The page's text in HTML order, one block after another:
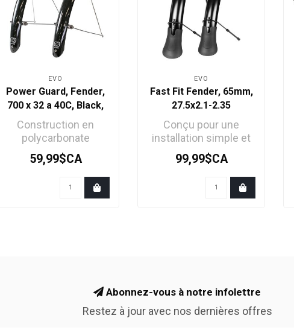
EVO
Power Guard, Fender,
700 x 32 a 40C, Black,
Pair
Construction en
polycarbonate
résistant aux chocs et
flexible
Fixations et tig..
59,99$CA
EVO
Fast Fit Fender, 65mm,
27.5x2.1-2.35
Conçu pour une
installation simple et
une protection
exceptionnelle. Dites
99,99$CA
Abonnez-vous à notre infolettre
Restez à jour avec nos dernières offres